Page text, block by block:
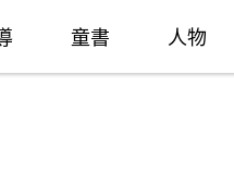
童書 人物